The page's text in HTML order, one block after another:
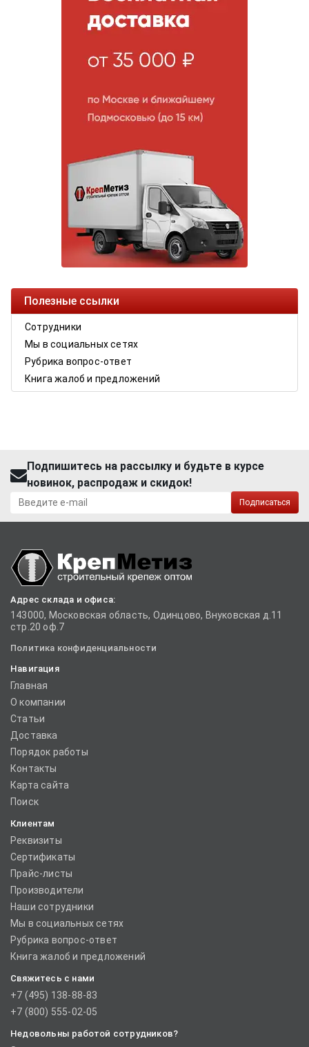
Полезные ссылки
Сотрудники
Мы в социальных сетях
Рубрика вопрос-ответ
Книга жалоб и предложений
Подпишитесь на рассылку и будьте в курсе
новинок, распродаж и скидок!
Подписаться
Адрес склада и офиса:
143000, Московская область, Одинцово, Внуковская д.11
стр.20 оф.7
Политика конфиденциальности
Навигация
Главная
О компании
Статьи
Доставка
Порядок работы
Контакты
Карта сайта
Поиск
Клиентам
Реквизиты
Сертификаты
Прайс-листы
Производители
Наши сотрудники
Мы в социальных сетях
Рубрика вопрос-ответ
Книга жалоб и предложений
Свяжитесь с нами
+7 (495) 138-88-83
+7 (800) 555-02-05
Недовольны работой сотрудников?